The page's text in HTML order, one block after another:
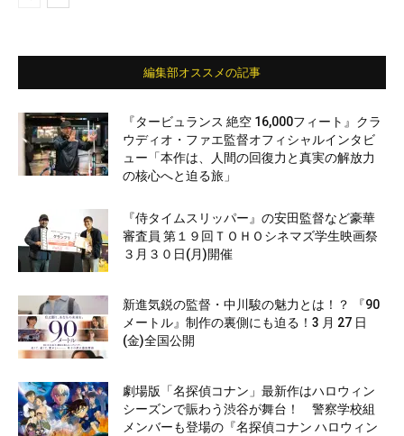
編集部オススメの記事
『タービュランス 絶空 16,000フィート』クラ
ウディオ・ファエ監督オフィシャルインタビ
ュー「本作は、人間の回復力と真実の解放力
の核心へと迫る旅」
『侍タイムスリッパー』の安田監督など豪華
審査員 第１９回ＴＯＨＯシネマズ学生映画祭
３月３０日(月)開催
新進気鋭の監督・中川駿の魅力とは！？ 『90
メートル』制作の裏側にも迫る！3 月 27 日
(金)全国公開
劇場版「名探偵コナン」最新作はハロウィン
シーズンで賑わう渋谷が舞台！ 警察学校組
メンバーも登場の『名探偵コナン ハロウィン